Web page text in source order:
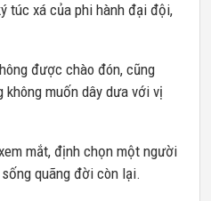
túc xá của phi hành đại đội,
được chào đón, cũng
không muốn dây dưa với vị
mắt, định chọn một người
quãng đời còn lại.